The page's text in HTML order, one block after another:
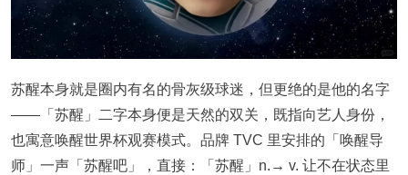
苏醒本身就是圈内有名的骨灰级球迷，但更绝的是他的名字
——「苏醒」二字本身便是天然的双关，既指向艺人身份，
也寓意唤醒世界杯观赛模式。品牌 TVC 里安排的「唤醒导
师」一声「苏醒吧」，直接：「苏醒」n.→ v. 让不在状态里